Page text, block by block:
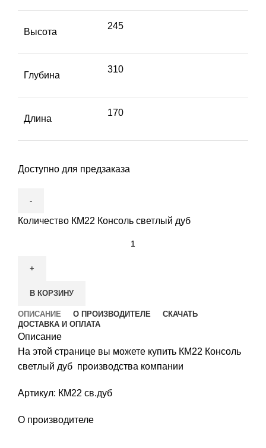
Высота
245
Глубина
310
Длина
170
Доступно для предзаказа
Количество КМ22 Консоль светлый дуб
В КОРЗИНУ
ОПИСАНИЕ О ПРОИЗВОДИТЕЛЕ
СКАЧАТЬ
ДОСТАВКА И ОПЛАТА
Описание
На этой странице вы можете купить КМ22 Консоль
светлый дуб производства компании
Артикул: КМ22 св.дуб
О производителе